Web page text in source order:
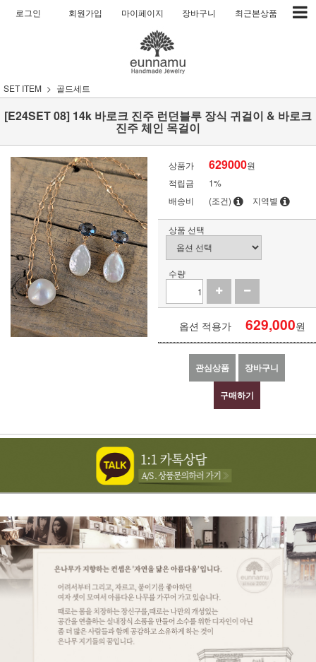
로그인 회원가입 마이페이지 장바구니 최근본상품
SET ITEM 골드세트
[E24SET 08] 14k 바로크 진주 런던블루 장식 귀걸이 & 바로크
진주 체인 목걸이
상품가 629000원
적립금
1%
배송비
(조건) 지역별
상품 선택
수량
옵션 적용가 629,000원
관심상품 장바구니
구매하기